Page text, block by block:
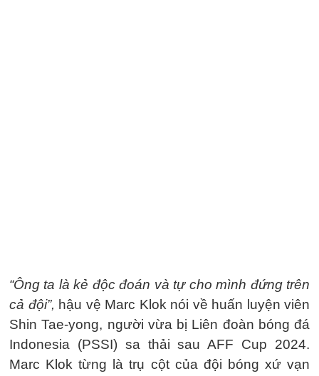
“Ông ta là kẻ độc đoán và tự cho mình đứng trên
cả đội”, hậu vệ Marc Klok nói về huấn luyện viên
Shin Tae-yong, người vừa bị Liên đoàn bóng đá
Indonesia (PSSI) sa thải sau AFF Cup 2024.
Marc Klok từng là trụ cột của đội bóng xứ vạn